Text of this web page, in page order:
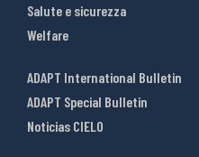
Salute e sicurezza
Welfare
ADAPT International Bulletin
ADAPT Special Bulletin
Noticias CIELO